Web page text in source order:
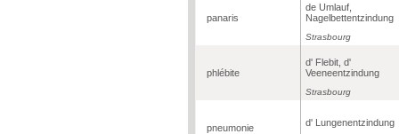
panaris
de Umlauf,
Nagelbettentzindung
Strasbourg
phlébite
d' Flebit, d'
Veeneentzindung
Strasbourg
pneumonie d' Lungenentzindung